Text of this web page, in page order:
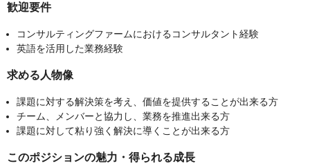
歓迎要件
コンサルティングファームにおけるコンサルタント経験
英語を活用した業務経験
求める人物像
課題に対する解決策を考え、価値を提供することが出来る方
チーム、メンバーと協力し、業務を推進出来る方
課題に対して粘り強く解決に導くことが出来る方
このポジションの魅力・得られる成長